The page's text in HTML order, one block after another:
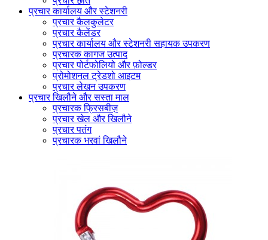
प्रचार कार्यालय और स्टेशनरी
प्रचार कैलकुलेटर
प्रचार कैलेंडर
प्रचार कार्यालय और स्टेशनरी सहायक उपकरण
प्रचारक कागज उत्पाद
प्रचार पोर्टफोलियो और फ़ोल्डर
प्रोमोशनल ट्रेडशो आइटम
प्रचार लेखन उपकरण
प्रचार खिलौने और सस्ता माल
प्रचारक फ्रिसबीज़
प्रचार खेल और खिलौने
प्रचार पतंग
प्रचारक भरवां खिलौने